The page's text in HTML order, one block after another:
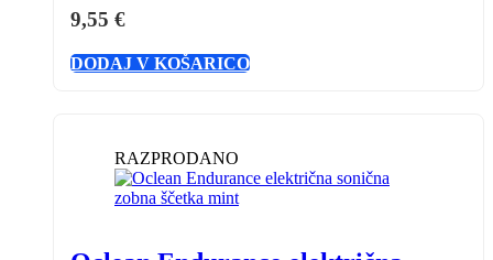
9,55 €
DODAJ V KOŠARICO
RAZPRODANO